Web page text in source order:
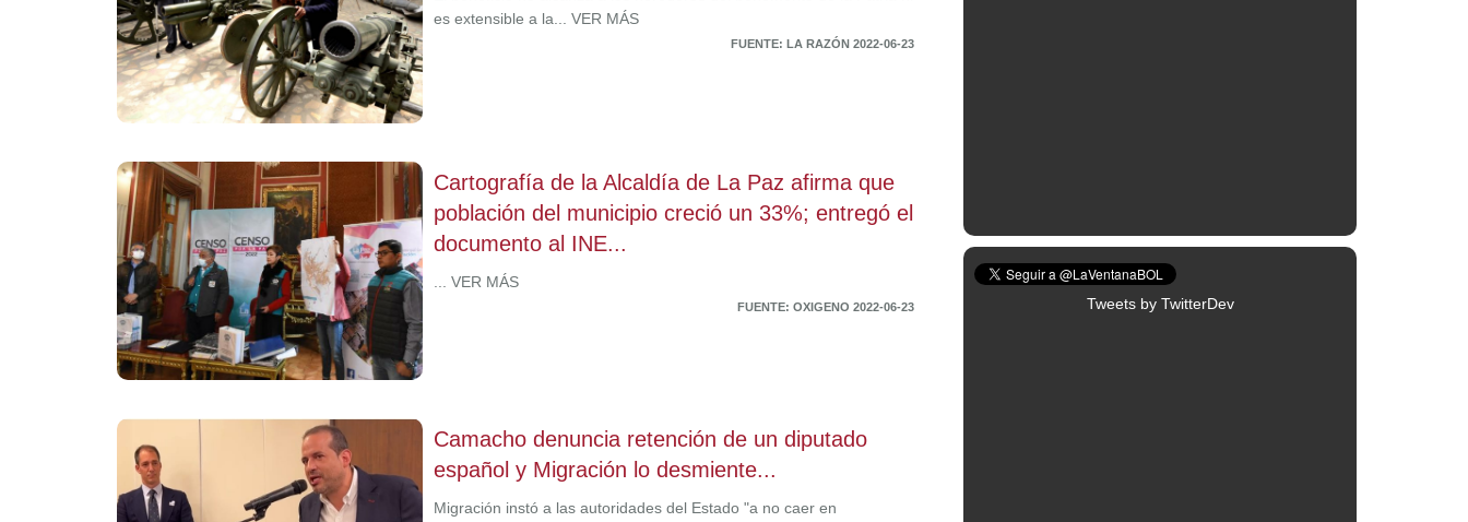
es extensible a la... VER MÁS
FUENTE: LA RAZÓN 2022-06-23
Cartografía de la Alcaldía de La Paz afirma que
población del municipio creció un 33%; entregó el
documento al INE...
... VER MÁS
FUENTE: OXIGENO 2022-06-23
Camacho denuncia retención de un diputado
español y Migración lo desmiente...
Migración instó a las autoridades del Estado "a no caer en
Tweets by TwitterDev